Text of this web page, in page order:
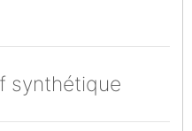
synthétique